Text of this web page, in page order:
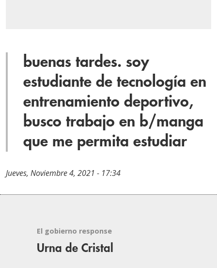
buenas tardes. soy
estudiante de tecnología en
entrenamiento deportivo,
busco trabajo en b/manga
que me permita estudiar
Jueves, Noviembre 4, 2021 - 17:34
El gobierno response
Urna de Cristal